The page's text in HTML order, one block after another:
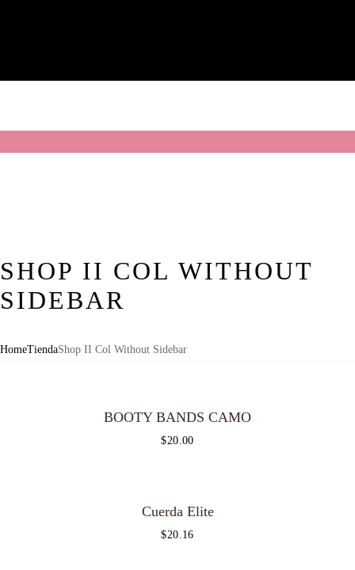
SHOP II COL WITHOUT
SIDEBAR
HomeTiendaShop II Col Without Sidebar
BOOTY BANDS CAMO
$20.00
Cuerda Elite
$20.16